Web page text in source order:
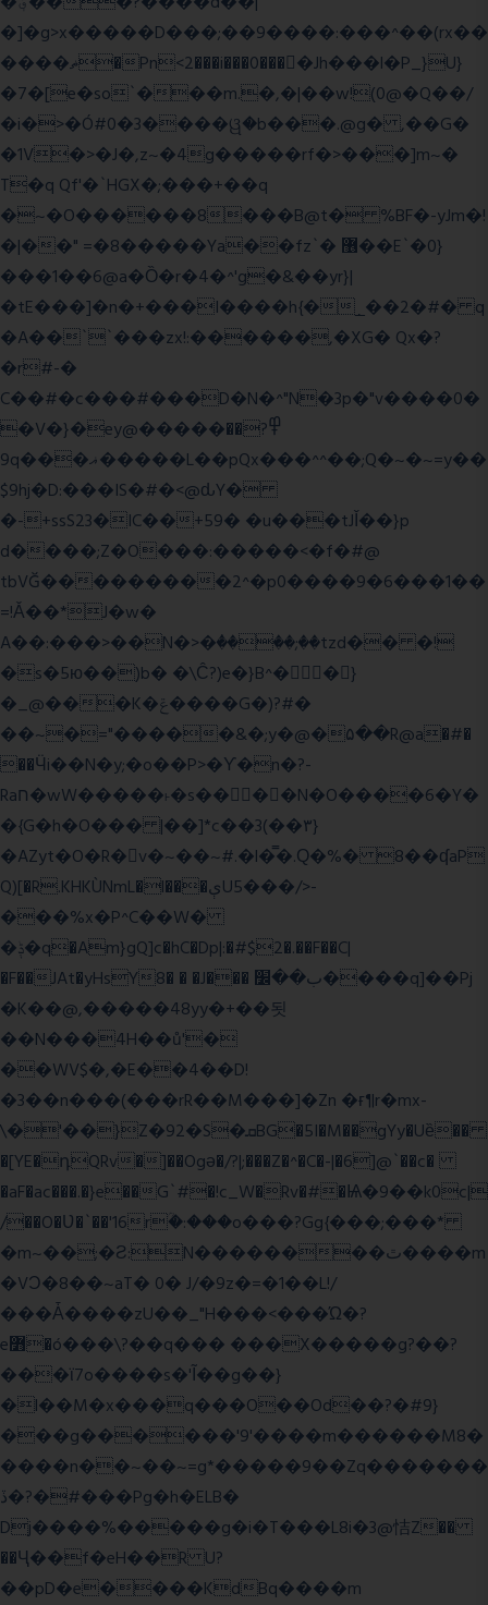
�]�g>x�����D���;��9����:���^��(rx��
����ޡ�Pn<2���i���0���𩆿�Jh���l�P_}U}
�7�[e�so`���m.�,�|��w!(0@�Q��/
�i�>�Ó#0�3����ୱ�b���.@g� ,��G�
�1V�>�J�,z~�4g�����rf�>���]m~�
T�q Qf'�`HGX�;���+��q
�~�O������8���B@t� %BF�-yJm�!
�|��" =�8�����Ya��fz`� ޶��E`�0}
���1��6@a�Ȍ�r�4�^'g�&��yr}|
�tE���]�n�+���I����h{�_̣��2�#� q
�A��``���zx!:������,�XG� Qx�?
�r#-�
C��#�c���#���D�N�^"N�3p�"v����0�
�V�}�ey@�����߾?��
9q���ޣ�����L��pQx���^^��;Q�~�~=y��
$9hj�D:���IS�#�<@ԃY�
�-+ssS23�IC��+59� �u���tJǏ��}p
d����;Z�O���:�����<�f�#@
tbVĞ���������2^�p0����9�6���1��
=!Ǎ��*J�w�
A��:���>��N�>�ٝ����;��tzd�� �!
�s�5ю��)b� �\Ĉ?)e�}B^��}
�_@���K�ݝ����G�)?#�
��~�="�����&�;y�@�۵��R@a�#�
��Ӵi��N�y;�o��P>�ϒ�n�?­
Raח�wW�����˫�s����N�O����6�Y�
�{G�h�O��� |��]*c��3(��٣}
�AZyt�O�R�v�~��~#.�l�̿�.Ԛ�%� 8��ʠaP
Q)[�R.KHKÙNmL�l���ېU5���/>-
���%x�P^C��W�
�ݙ�q�Am}gQ]c�hC�Dp|:�#$2�.��F��C|
�F��JAt�yHsY8� � �J��� ب��׼����q]��Pj
�K��@,�����48yy�+��됫
��N���4H��ů'�
��WV$�,�E��4��D!
�3��n���(���rR��M���]�Zn �ғ¶r�mx-
\�'��}Z�92�S�ܩBG�5I�M��gYy�Uȅ��
�[YE�դQRv�]��Ogə�/?|;���Z�^�C�-|�6]@`��c�
�aF�ac���.�}e��G`#�!c_W�Rv�#�Ѩ�9��k0c|
/��O�Ʋ�`��'16rؒ�:���o���?Gg{���;���*
�m~��;�Ƨ:N��������ٿ����m
�VϽ�8��~aT� 0� J/�9z�=�1��L!/
���Ǡ����zU��_"H���<���Ώ�?
e߻�ó���\?��q��� ���X�����g?��?
���ϊ7o����s�'Ĩ��g��}
�l��M�x���q���O��Od��?�#9}
���g������'9'����m������M8�
����n��~��~=g*�����9��Zq�������
ڏ�?�#���Pg�h�ELB�
Dj����%�����g�i�T���L8i�3@恄Z��
��Ҷ��f�eH��R U?
��pD�e����KdBq����m